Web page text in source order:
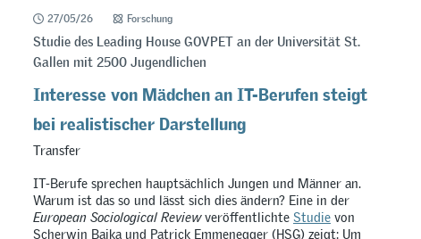
27/05/26 Forschung
Studie des Leading House GOVPET an der Universität St.
Gallen mit 2500 Jugendlichen
Interesse von Mädchen an IT-Berufen steigt
bei realistischer Darstellung
Transfer
IT-Berufe sprechen hauptsächlich Jungen und Männer an.
Warum ist das so und lässt sich dies ändern? Eine in der
European Sociological Reviewveröffentlichte Studievon
Scherwin Bajka und Patrick Emmenegger (HSG) zeigt: Um